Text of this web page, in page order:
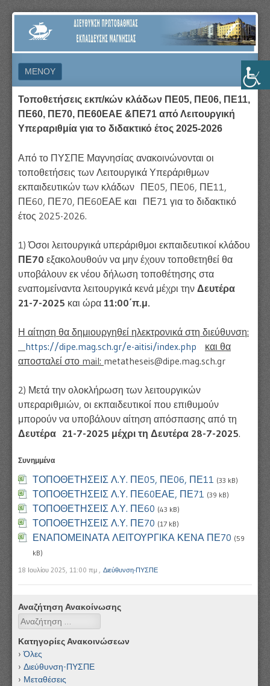
ΔΙΕΎΘΥΝΣΗ
ΠΡΩΤΟΒΆΘΜΙΑΣ
ΕΚΠΑΊΔΕΥΣΗΣ
ΜΑΓΝΗΣΊΑΣ
ΜΕΝΟΎ
ΜΕΤΆΒΑΣΗ ΣΕ ΠΕΡΙΕΧΌΜΕΝΟ
Τοποθετήσεις εκπ/κών κλάδων ΠΕ05, ΠΕ06, ΠΕ11,
ΠΕ60, ΠΕ70, ΠΕ60ΕΑΕ &ΠΕ71 από Λειτουργική
Υπεραριθμία για το διδακτικό έτος 2025-2026
Από το ΠΥΣΠΕ Μαγνησίας ανακοινώνονται οι
τοποθετήσεις των Λειτουργικά Υπεράριθμων
εκπαιδευτικών των κλάδων ΠΕ05, ΠΕ06, ΠΕ11,
ΠΕ60, ΠΕ70, ΠΕ60ΕΑΕ και ΠΕ71 για το διδακτικό
έτος 2025-2026.
1) Όσοι λειτουργικά υπεράριθμοι εκπαιδευτικοί κλάδου
ΠΕ70 εξακολουθούν να μην έχουν τοποθετηθεί θα
υποβάλουν εκ νέου δήλωση τοποθέτησης στα
εναπομείναντα λειτουργικά κενά μέχρι την Δευτέρα
21-7-2025 και ώρα 11:00΄π.μ.
Η αίτηση θα δημιουργηθεί ηλεκτρονικά στη διεύθυνση:
https://dipe.mag.sch.gr/e-aitisi/index.php και θα
αποσταλεί στο mail: metatheseis@dipe.mag.sch.gr
2) Μετά την ολοκλήρωση των λειτουργικών
υπεραριθμιών, οι εκπαιδευτικοί που επιθυμούν
μπορούν να υποβάλουν αίτηση απόσπασης από τη
Δευτέρα 21-7-2025 μέχρι τη Δευτέρα 28-7-2025.
Συνημμένα
ΤΟΠΟΘΕΤΗΣΕΙΣ Λ.Υ. ΠΕ05, ΠΕ06, ΠΕ11 (33 kB)
ΤΟΠΟΘΕΤΗΣΕΙΣ Λ.Υ. ΠΕ60ΕΑΕ, ΠΕ71 (39 kB)
ΤΟΠΟΘΕΤΗΣΕΙΣ Λ.Υ. ΠΕ60 (43 kB)
ΤΟΠΟΘΕΤΗΣΕΙΣ Λ.Υ. ΠΕ70 (17 kB)
ΕΝΑΠΟΜΕΙΝΑΤΑ ΛΕΙΤΟΥΡΓΙΚΑ ΚΕΝΑ ΠΕ70 (59
kB)
18 Ιουλίου 2025, 11:00 πμ , Διεύθυνση-ΠΥΣΠΕ
Αναζήτηση Ανακοίνωσης
Αναζήτηση
Κατηγορίες Ανακοινώσεων
Όλες
Διεύθυνση-ΠΥΣΠΕ
Μεταθέσεις